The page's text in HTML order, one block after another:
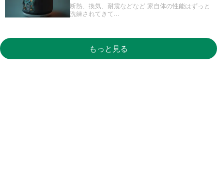
断熱、換気、耐震などなど 家自体の性能はずっと
洗練されてきて...
もっと見る